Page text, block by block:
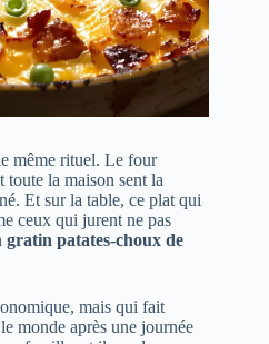
même rituel. Le four
toute la maison sent la
Et sur la table, ce plat qui
ceux qui jurent ne pas
gratin patates-choux de
mais qui fait
monde après une journée